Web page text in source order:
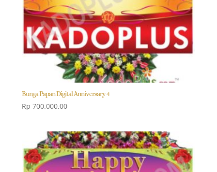
Bunga Papan Digital Anniversary 4
Rp 700.000,00